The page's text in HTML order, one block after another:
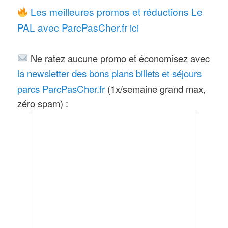
historique a fait l’objet d’une réfection
complète des wagons (6 personnes)
de la gare. Le parcours de 600m de
long dunouveau « Voyage au-
dessus du Monde »permet de
passer autour des attractions phares
Les meilleures promos et réductions Le
PAL avec ParcPasCher.fr ici
Ne ratez aucune promo et économisez avec
la newsletter des bons plans billets et séjours
parcs ParcPasCher.fr (1x/semaine grand max,
zéro spam) :